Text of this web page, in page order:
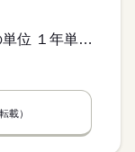
変形労働時間制 変形労働時間制の単位 １年単位 就業時間１ 9時00分〜18時00分 就業時間に関する特記事項 休憩時間の内訳：昼６０分、午前午後各１５分。
載）